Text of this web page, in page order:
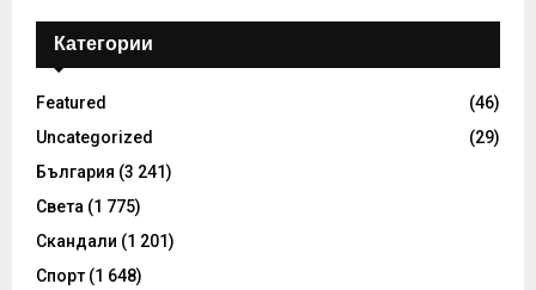
Категории
Featured
(46)
Uncategorized
(29)
България (3 241)
Света (1 775)
Скандали (1 201)
Спорт (1 648)